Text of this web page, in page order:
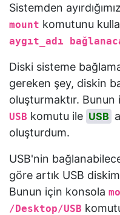
Sistemden
mount komutunu
aygıt_adı
Diski sisteme
gereken şey, diskin
oluşturmaktır.
USB komutu ile USB
oluşturdum.
USB'nin
göre artık USB
Bunun için konsola
/Desktop/USB